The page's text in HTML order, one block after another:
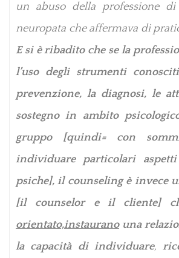
un abuso della professione
neuropata che affermava di
E si è ribadito che se la
l’uso degli strumenti
prevenzione, la diagnosi, le
sostegno in ambito
gruppo [quindi= con
individuare particolari
psiche], il counseling è invece
[il counselor e il cliente]
orientato,instauranouna
la capacità di individuare,